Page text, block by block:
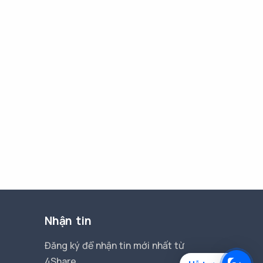
Nhận tin
Đăng ký để nhận tin mới nhất từ